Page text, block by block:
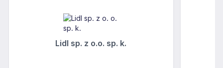
Lidl sp. z o.o. sp. k.